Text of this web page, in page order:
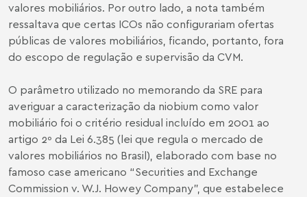
valores mobiliários. Por outro lado, a nota também
ressaltava que certas ICOs não configurariam ofertas
públicas de valores mobiliários, ficando, portanto, fora
do escopo de regulação e supervisão da CVM.
O parâmetro utilizado no memorando da SRE para
averiguar a caracterização da niobium como valor
mobiliário foi o critério residual incluído em 2001 ao
artigo 2º da Lei 6.385 (lei que regula o mercado de
valores mobiliários no Brasil), elaborado com base no
famoso case americano “Securities and Exchange
Commission v. W.J. Howey Company”, que estabelece